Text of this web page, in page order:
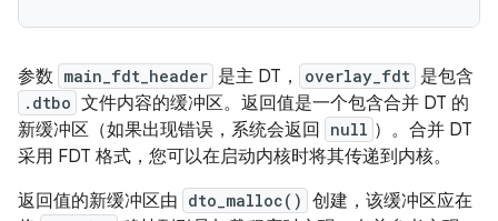
参数 main_fdt_header 是主 DT， overlay_fdt 是包含
.dtbo 文件内容的缓冲区。返回值是一个包含合并 DT 的
新缓冲区（如果出现错误，系统会返回
null ）。合并 DT
采用 FDT 格式，您可以在启动内核时将其传递到内核。
返回值的新缓冲区由 dto_malloc() 创建，该缓冲区应在